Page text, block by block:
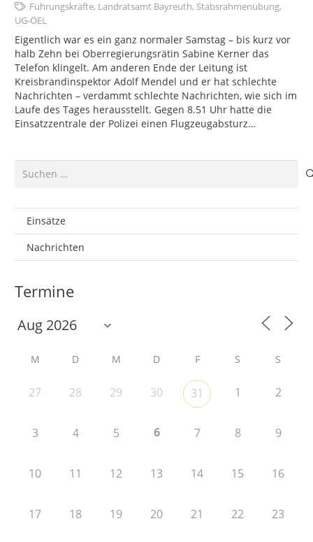
Führungskräfte, Landratsamt Bayreuth, Stabsrahmenübung,
UG-ÖEL
Eigentlich war es ein ganz normaler Samstag – bis kurz vor
halb Zehn bei Oberregierungsrätin Sabine Kerner das
Telefon klingelt. Am anderen Ende der Leitung ist
Kreisbrandinspektor Adolf Mendel und er hat schlechte
Nachrichten – verdammt schlechte Nachrichten, wie sich im
Laufe des Tages herausstellt. Gegen 8.51 Uhr hatte die
Einsatzzentrale der Polizei einen Flugzeugabsturz…
nach:
Einsätze
Nachrichten
Termine
M D M D F S S
27 28 29 30 31 1 2
3 4 5 6 7 8 9
10 11 12 13 14 15 16
17 18 19 20 21 22 23